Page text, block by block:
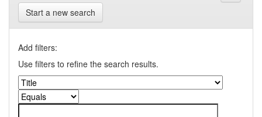
Start a new search
Add filters:
Use filters to refine the search results.